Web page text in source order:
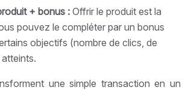
+ bonus : Offrir le produit est la
pouvez le compléter par un bonus
objectifs (nombre de clics, de
une simple transaction en un